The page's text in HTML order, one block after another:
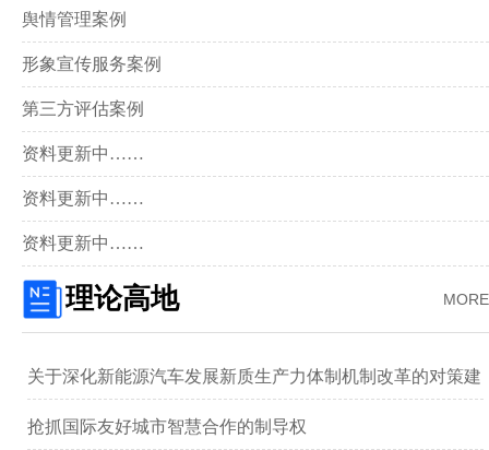
舆情管理案例
形象宣传服务案例
第三方评估案例
资料更新中……
资料更新中……
资料更新中……
MORE
理论高地
关于深化新能源汽车发展新质生产力体制机制改革的对策建
议 ——以广汽集团为例
抢抓国际友好城市智慧合作的制导权